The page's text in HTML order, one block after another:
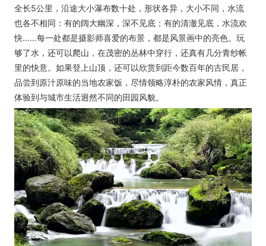
全长5公里，沿途大小瀑布数十处，形状各异，大小不同，水流
也各不相同：有的阔大幽深，深不见底；有的清澈见底，水流欢
快……每一处都是摄影师喜爱的布景，都是风景画中的亮色。玩
够了水，还可以爬山，在茂密的丛林中穿行，还真有几分青纱帐
里的快意。如果登上山顶，还可以欣赏到距今数百年的古民居，
品尝到原汁原味的当地农家饭，尽情领略淳朴的农家风情，真正
体验到与城市生活迥然不同的田园风貌。